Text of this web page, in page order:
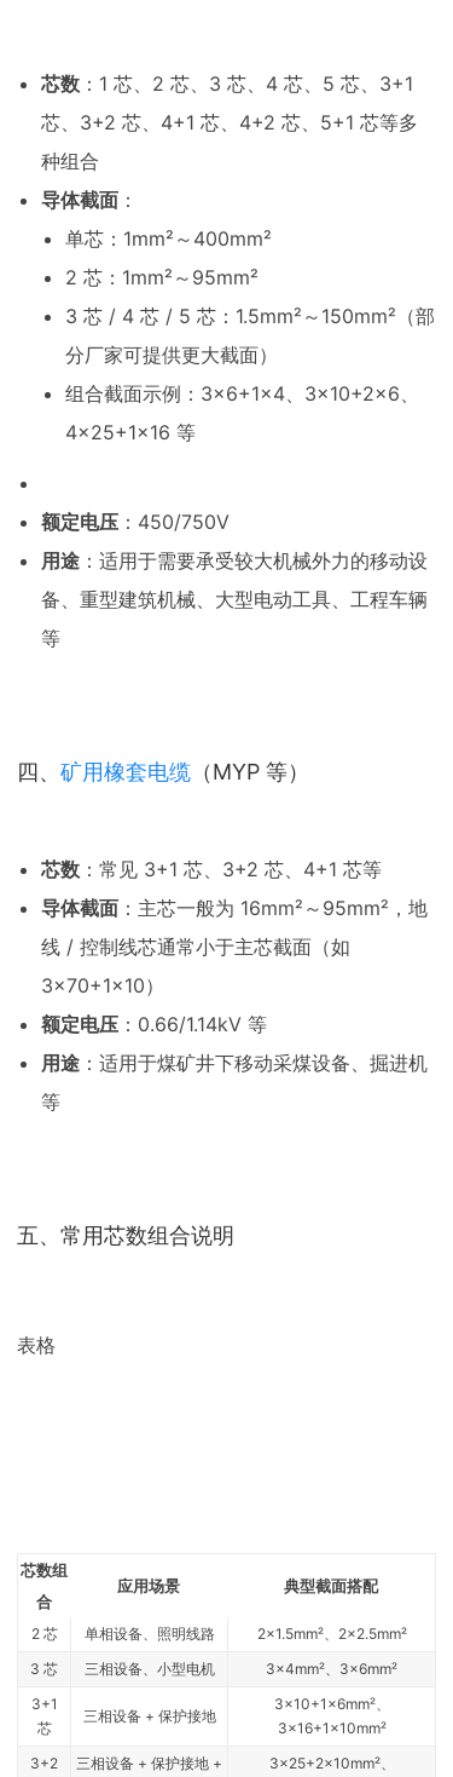
芯数 ：1 芯、2 芯、3 芯、4 芯、5 芯、3+1
芯、3+2 芯、4+1 芯、4+2 芯、5+1 芯等多
种组合
导体截面 ：
单芯：1mm²～400mm²
2 芯：1mm²～95mm²
3 芯 / 4 芯 / 5 芯：1.5mm²～150mm²（部
分厂家可提供更大截面）
组合截面示例：3×6+1×4、3×10+2×6、
4×25+1×16 等
额定电压 ：450/750V
用途 ：适用于需要承受较大机械外力的移动设
备、重型建筑机械、大型电动工具、工程车辆
等
四、 矿用橡套电缆 （MYP 等）
芯数 ：常见 3+1 芯、3+2 芯、4+1 芯等
导体截面 ：主芯一般为 16mm²～95mm²，地
线 / 控制线芯通常小于主芯截面（如
3×70+1×10）
额定电压 ：0.66/1.14kV 等
用途 ：适用于煤矿井下移动采煤设备、掘进机
等
五、常用芯数组合说明
表格
芯数组
合
应用场景 典型截面搭配
2 芯 单相设备、照明线路
2×1.5mm²、2×2.5mm²
3 芯
三相设备、小型电机
3×4mm²、3×6mm²
3+1
芯
三相设备 + 保护接地
3×10+1×6mm²、
3×16+1×10mm²
3+2
三相设备 + 保护接地 +
3×25+2×10mm²、